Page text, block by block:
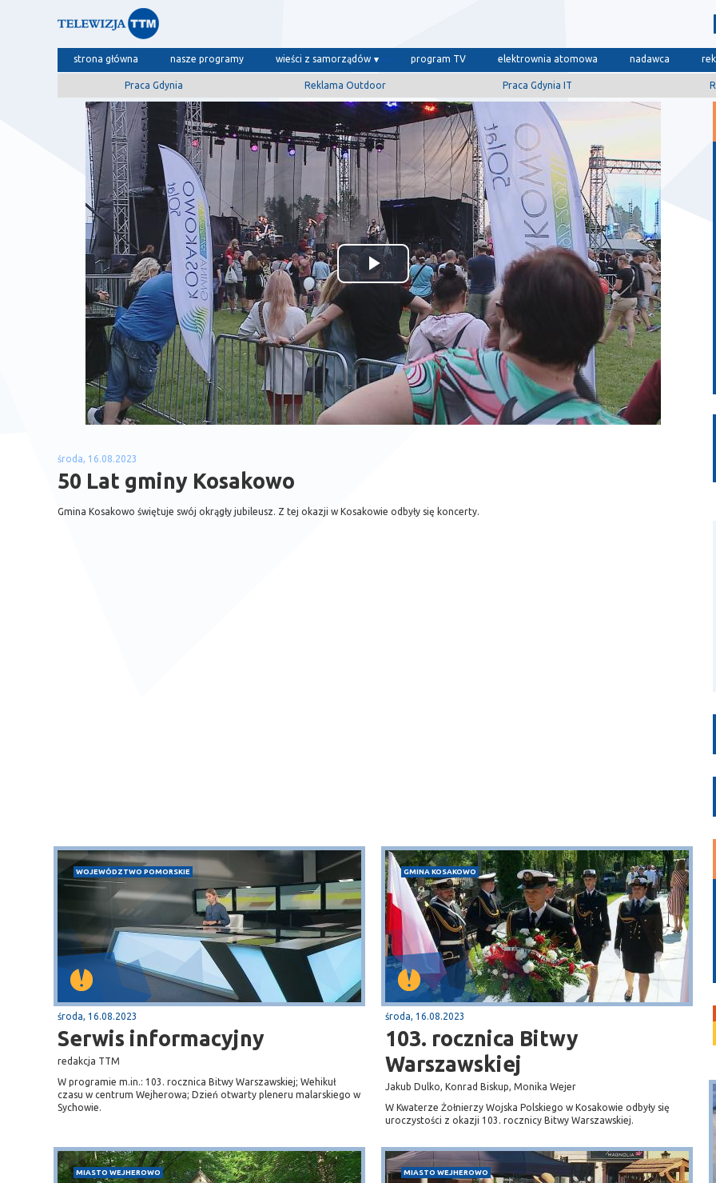
strona główna nasze programy wieści z samorządów program TV elektrownia atomowa nadawca
Praca Gdynia Reklama Outdoor Praca Gdynia IT
Odtwórz
wideo
środa, 16.08.2023
50 Lat gminy Kosakowo
Gmina Kosakowo świętuje swój okrągły jubileusz. Z tej okazji w Kosakowie odbyły się koncerty.
WOJEWÓDZTWO POMORSKIE
środa, 16.08.2023
Serwis informacyjny
redakcja TTM
W programie m.in.: 103. rocznica Bitwy Warszawskiej; Wehikuł
czasu w centrum Wejherowa; Dzień otwarty pleneru malarskiego w
Sychowie.
GMINA KOSAKOWO
środa, 16.08.2023
103. rocznica Bitwy
Warszawskiej
Jakub Dulko, Konrad Biskup, Monika Wejer
W Kwaterze Żołnierzy Wojska Polskiego w Kosakowie odbyły się
uroczystości z okazji 103. rocznicy Bitwy Warszawskiej.
MIASTO WEJHEROWO MIASTO WEJHEROWO